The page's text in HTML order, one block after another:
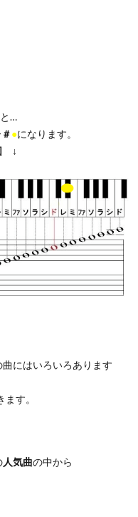
…
●になります。
↓
にはいろいろあります
ます。
人気曲の中から